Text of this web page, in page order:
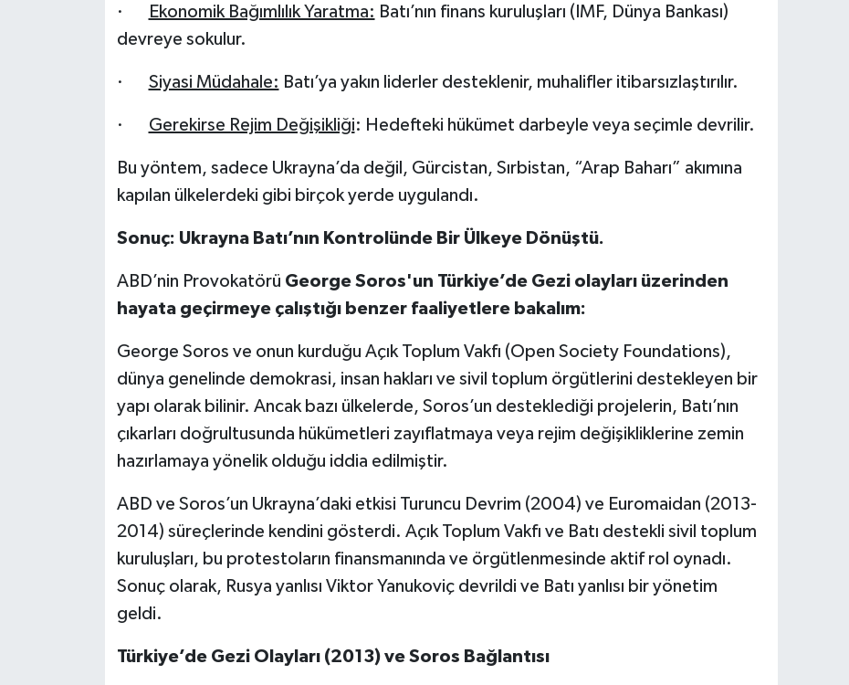
· Ekonomik Bağımlılık Yaratma: Batı’nın finans kuruluşları (IMF, Dünya Bankası)
devreye sokulur.
· Siyasi Müdahale: Batı’ya yakın liderler desteklenir, muhalifler itibarsızlaştırılır.
· Gerekirse Rejim Değişikliği: Hedefteki hükümet darbeyle veya seçimle devrilir.
Bu yöntem, sadece Ukrayna’da değil, Gürcistan, Sırbistan, “Arap Baharı” akımına
kapılan ülkelerdeki gibi birçok yerde uygulandı.
Sonuç: Ukrayna Batı’nın Kontrolünde Bir Ülkeye Dönüştü.
ABD’nin Provokatörü George Soros'un Türkiye’de Gezi olayları üzerinden
hayata geçirmeye çalıştığı benzer faaliyetlere bakalım:
George Soros ve onun kurduğu Açık Toplum Vakfı (Open Society Foundations),
dünya genelinde demokrasi, insan hakları ve sivil toplum örgütlerini destekleyen bir
yapı olarak bilinir. Ancak bazı ülkelerde, Soros’un desteklediği projelerin, Batı’nın
çıkarları doğrultusunda hükümetleri zayıflatmaya veya rejim değişikliklerine zemin
hazırlamaya yönelik olduğu iddia edilmiştir.
ABD ve Soros’un Ukrayna’daki etkisi Turuncu Devrim (2004) ve Euromaidan (2013-
2014) süreçlerinde kendini gösterdi. Açık Toplum Vakfı ve Batı destekli sivil toplum
kuruluşları, bu protestoların finansmanında ve örgütlenmesinde aktif rol oynadı.
Sonuç olarak, Rusya yanlısı Viktor Yanukoviç devrildi ve Batı yanlısı bir yönetim
geldi.
Türkiye’de Gezi Olayları (2013) ve Soros Bağlantısı